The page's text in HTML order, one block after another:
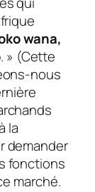
wana,
. » (Cette
nous
la
demander
fonctions
marché.